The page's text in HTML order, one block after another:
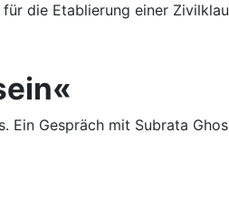
die Etablierung einer
Ein Gespräch mit Subrata